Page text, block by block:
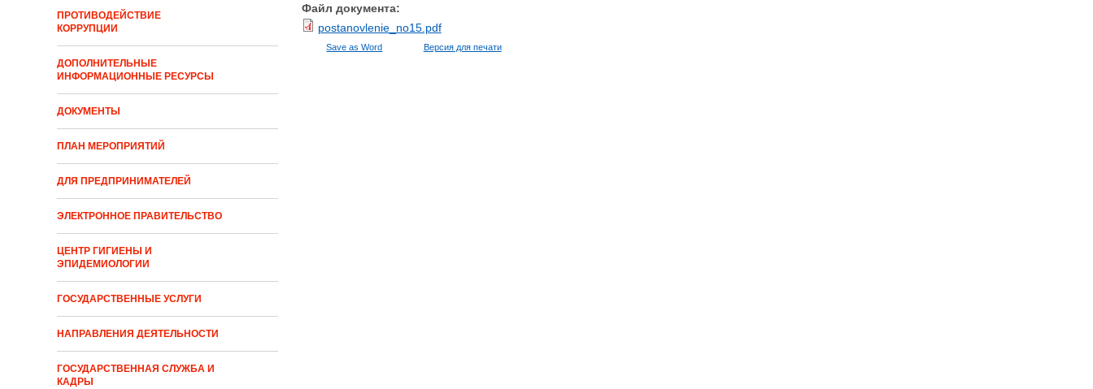
ПРОТИВОДЕЙСТВИЕ
КОРРУПЦИИ
ДОПОЛНИТЕЛЬНЫЕ
ИНФОРМАЦИОННЫЕ РЕСУРСЫ
ДОКУМЕНТЫ
ПЛАН МЕРОПРИЯТИЙ
ДЛЯ ПРЕДПРИНИМАТЕЛЕЙ
ЭЛЕКТРОННОЕ ПРАВИТЕЛЬСТВО
ЦЕНТР ГИГИЕНЫ И
ЭПИДЕМИОЛОГИИ
ГОСУДАРСТВЕННЫЕ УСЛУГИ
НАПРАВЛЕНИЯ ДЕЯТЕЛЬНОСТИ
ГОСУДАРСТВЕННАЯ СЛУЖБА И
КАДРЫ
Файл документа:
postanovlenie_no15.pdf
Save as Word Версия для печати